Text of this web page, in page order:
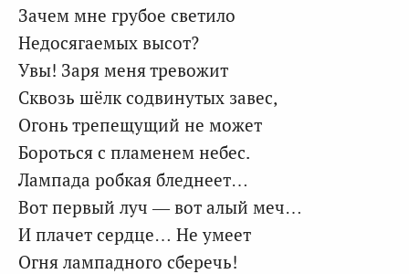
Зачем мне грубое светило
Недосягаемых высот?
Увы! Заря меня тревожит
Сквозь шёлк содвинутых завес,
Огонь трепещущий не может
Бороться с пламенем небес.
Лампада робкая бледнеет…
Вот первый луч — вот алый меч…
И плачет сердце… Не умеет
Огня лампадного сберечь!